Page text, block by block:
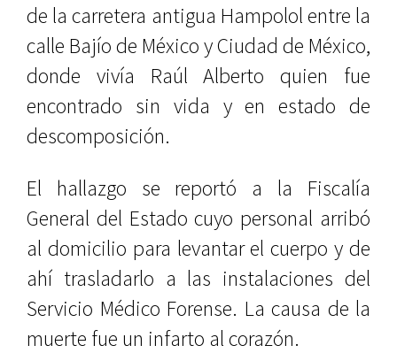
de la carretera antigua Hampolol entre la
calle Bajío de México y Ciudad de México,
donde vivía Raúl Alberto quien fue
encontrado sin vida y en estado de
descomposición.
El hallazgo se reportó a la Fiscalía
General del Estado cuyo personal arribó
al domicilio para levantar el cuerpo y de
ahí trasladarlo a las instalaciones del
Servicio Médico Forense. La causa de la
muerte fue un infarto al corazón.